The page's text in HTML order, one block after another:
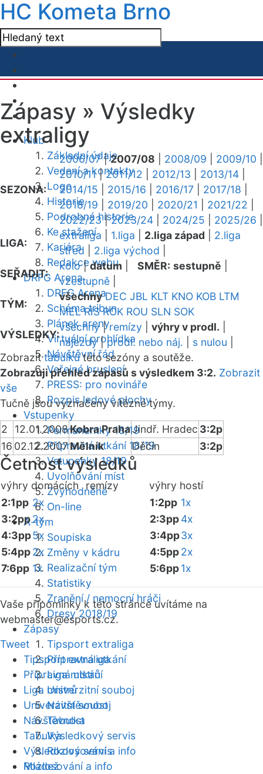
HC Kometa Brno
Klub
Základní údaje
Vedení a kontakty
Logo
Historie
Podrobná historie
Ke stažení
Kariéra
Redakce webu
DRFG Arena
DRFG Arena
Schéma tribun
Plánek areny
Virtuální prohlídka
Návštěvní řád
Veřejné bruslení
PRESS: pro novináře
Rozpis ledové plochy
Vstupenky
Permanentky 18/19
Přípravná utkání 18/19
Vstupenky 18/19
Uvolňování míst
Zvýhodněné
On-line
A-tým
Soupiska
Změny v kádru
Realizační tým
Statistiky
Zranění / nemocní hráči
Dresy 2018/19
Zápasy
Tipsport extraliga
Přípravná utkání
Liga mistrů
Univerzitní souboj
Návštěvnost
Tabulka
Výsledkový servis
Rozlosování a info
Mládež
Zápasy » Výsledky
extraligy
SEZONA:
2006/07|2007/08 2008/09 2009/10
2010/11|2011/12 2012/13 2013/14
2014/15
2015/16 2016/17 2017/18
2018/19
2019/20 2020/21 2021/22
2022/23|2023/24 2024/25 2025/26
LIGA:
extraliga 1.liga 2.liga západ
2.liga
střed
2.liga východ
SEŘADIT:
kolo|datum SMĚR: sestupně
vzestupně
TÝM:
všechny DEC JBL KLT KNO KOB LTM
MEL RIS ROK ROU SLN SOK
VÝSLEDKY:
všechny|remízy výhry v prodl.
nájezdy|prodl. nebo náj. s nulou
Zobrazittabulkutéto sezóny a soutěže.
Zobrazuji přehled zápasů s výsledkem 3:2. Zobrazit
vše
Tučně jsou vyznačeny vítězné týmy.
2 12.01.2008Kobra PrahaJindř. Hradec 3:2p
16 02.12.2007Mělník Děčín 3:2p
Četnost výsledků
výhry domácích remízy výhry hostí
2:1pp 2x
3:2pp2x
4:3pp5x
5:4pp2x
7:6pp 1x
1:2pp 1x
2:3pp4x
3:4pp3x
4:5pp2x
5:6pp1x
Vaše připomínky k této stránce uvítáme na
webmaster@esports.cz.
Tweet
Tipsport extraliga
Přípravná utkání
Liga mistrů
Univerzitní souboj
Návštěvnost
Tabulka
Výsledkový servis
Rozlosování a info